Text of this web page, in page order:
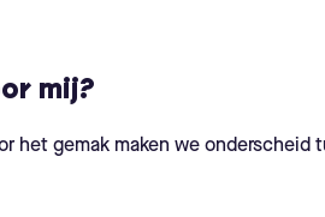
mij?
het gemak maken we